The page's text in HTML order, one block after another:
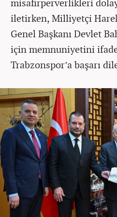
misafirperverlikleri
iletirken, Milliyetçi
Genel Başkanı Devlet
için memnuniyetini
Trabzonspor’a başarı